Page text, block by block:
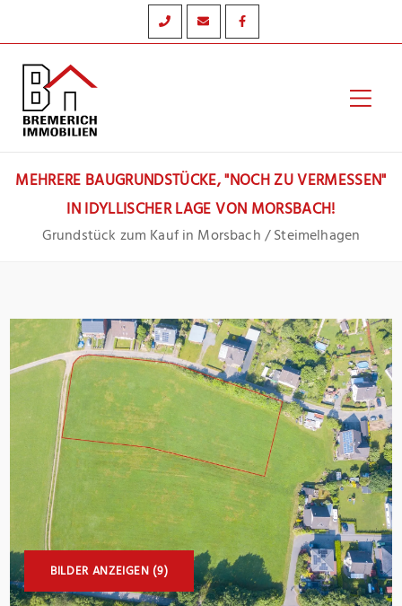
Inhalt
springen
MEHRERE BAUGRUNDSTÜCKE, "NOCH ZU VERMESSEN"
IN IDYLLISCHER LAGE VON MORSBACH!
Grundstück zum Kauf in Morsbach / Steimelhagen
BILDER ANZEIGEN (9)